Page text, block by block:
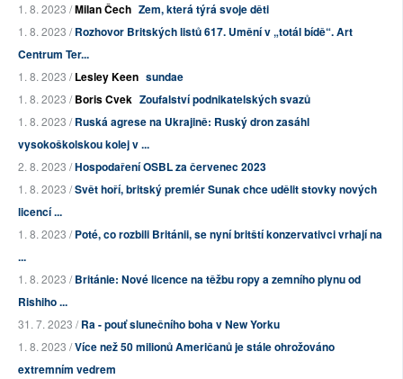
1. 8. 2023 /Milan Čech Zem, která týrá svoje děti
1. 8. 2023 /Rozhovor Britských listů 617. Umění v „totál bídě“. Art
Centrum Ter...
1. 8. 2023 /Lesley Keen sundae
1. 8. 2023 /Boris Cvek Zoufalství podnikatelských svazů
1. 8. 2023 /Ruská agrese na Ukrajině: Ruský dron zasáhl
vysokoškolskou kolej v ...
2. 8. 2023 /Hospodaření OSBL za červenec 2023
1. 8. 2023 /Svět hoří, britský premiér Sunak chce udělit stovky nových
licencí ...
1. 8. 2023 /Poté, co rozbili Británii, se nyní britští konzervativci vrhají na
...
1. 8. 2023 /Británie: Nové licence na těžbu ropy a zemního plynu od
Rishiho ...
31. 7. 2023 /Ra - pouť slunečního boha v New Yorku
1. 8. 2023 /Více než 50 milionů Američanů je stále ohrožováno
extremním vedrem